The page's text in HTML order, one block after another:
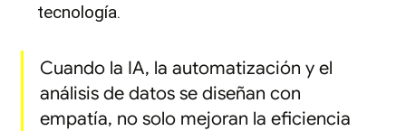
tecnología.
Cuando la IA, la automatización y el
análisis de datos se diseñan con
empatía, no solo mejoran la eficiencia